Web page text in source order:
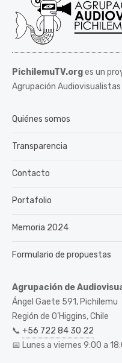
PichilemuTV.orges un
Agrupación
Quiénes somos
Transparencia
Contacto
Portafolio
Memoria 2024
Formulario de propuestas
Agrupación de
Ángel Gaete 591, Pichilemu
Región de O’Higgins, Chile
📞 +56 722 84 30 22
📅 Lunes a viernes 9:00 a